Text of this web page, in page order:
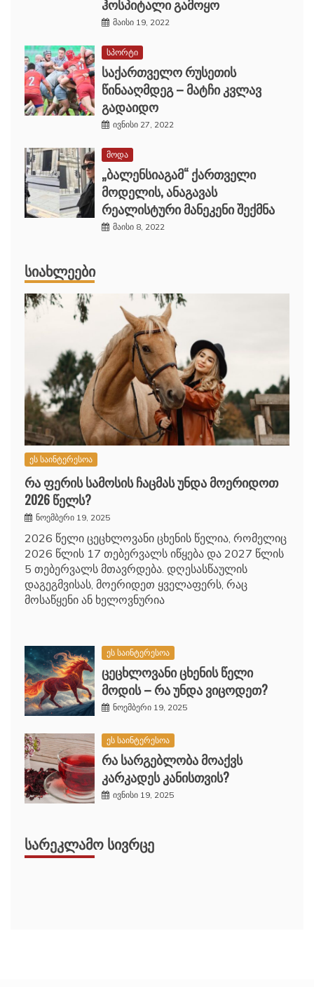
ჰოსპიტალი გამოყო
მაისი 19, 2022
სპორტი
საქართველო რუსეთის
წინააღმდეგ – მატჩი კვლავ
გადაიდო
ივნისი 27, 2022
მოდა
„ბალენსიაგამ“ ქართველი
მოდელის, ანაგავას
რეალისტური მანეკენი შექმნა
მაისი 8, 2022
ᲡᲘᲐᲮᲚᲔᲔᲑᲘ
ეს საინტერესოა
რა ფერის სამოსის ჩაცმას უნდა მოერიდოთ
2026 წელს?
ნოემბერი 19, 2025
2026 წელი ცეცხლოვანი ცხენის წელია, რომელიც
2026 წლის 17 თებერვალს იწყება და 2027 წლის
5 თებერვალს მთავრდება. დღესასწაულის
დაგეგმვისას, მოერიდეთ ყველაფერს, რაც
მოსაწყენი ან ხელოვნურია
ეს საინტერესოა
ცეცხლოვანი ცხენის წელი
მოდის – რა უნდა ვიცოდეთ?
ნოემბერი 19, 2025
ეს საინტერესოა
რა სარგებლობა მოაქვს
კარკადეს კანისთვის?
ივნისი 19, 2025
ᲡᲐᲠᲔᲙᲚᲐᲛᲝ ᲡᲘᲕᲠᲪᲔ